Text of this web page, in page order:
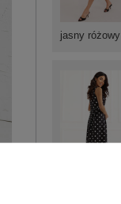
jasny różowy